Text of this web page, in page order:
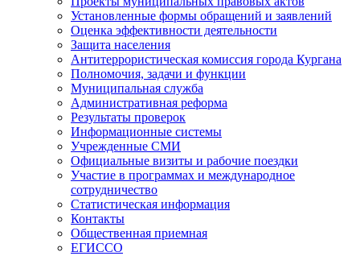
Установленные формы обращений и заявлений
Оценка эффективности деятельности
Защита населения
Антитеррористическая комиссия города Кургана
Полномочия, задачи и функции
Муниципальная служба
Административная реформа
Результаты проверок
Информационные системы
Учрежденные СМИ
Официальные визиты и рабочие поездки
Участие в программах и международное
сотрудничество
Статистическая информация
Контакты
Общественная приемная
ЕГИССО